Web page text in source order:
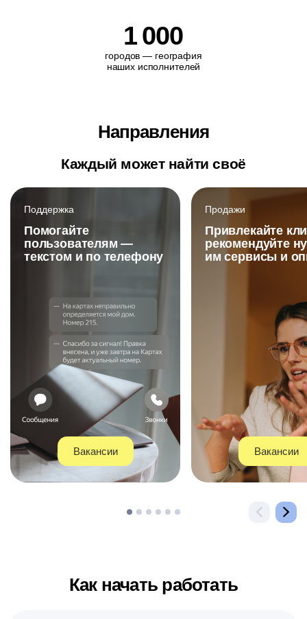
1000
городов — география
наших исполнителей
Направления
Каждый может найти своё
Поддержка
Помогайте
пользователям —
текстом и по телефону
Вакансии
Продажи
Привлекайте
рекомендуйте
им сервисы и
Вакансии
Как начать работать